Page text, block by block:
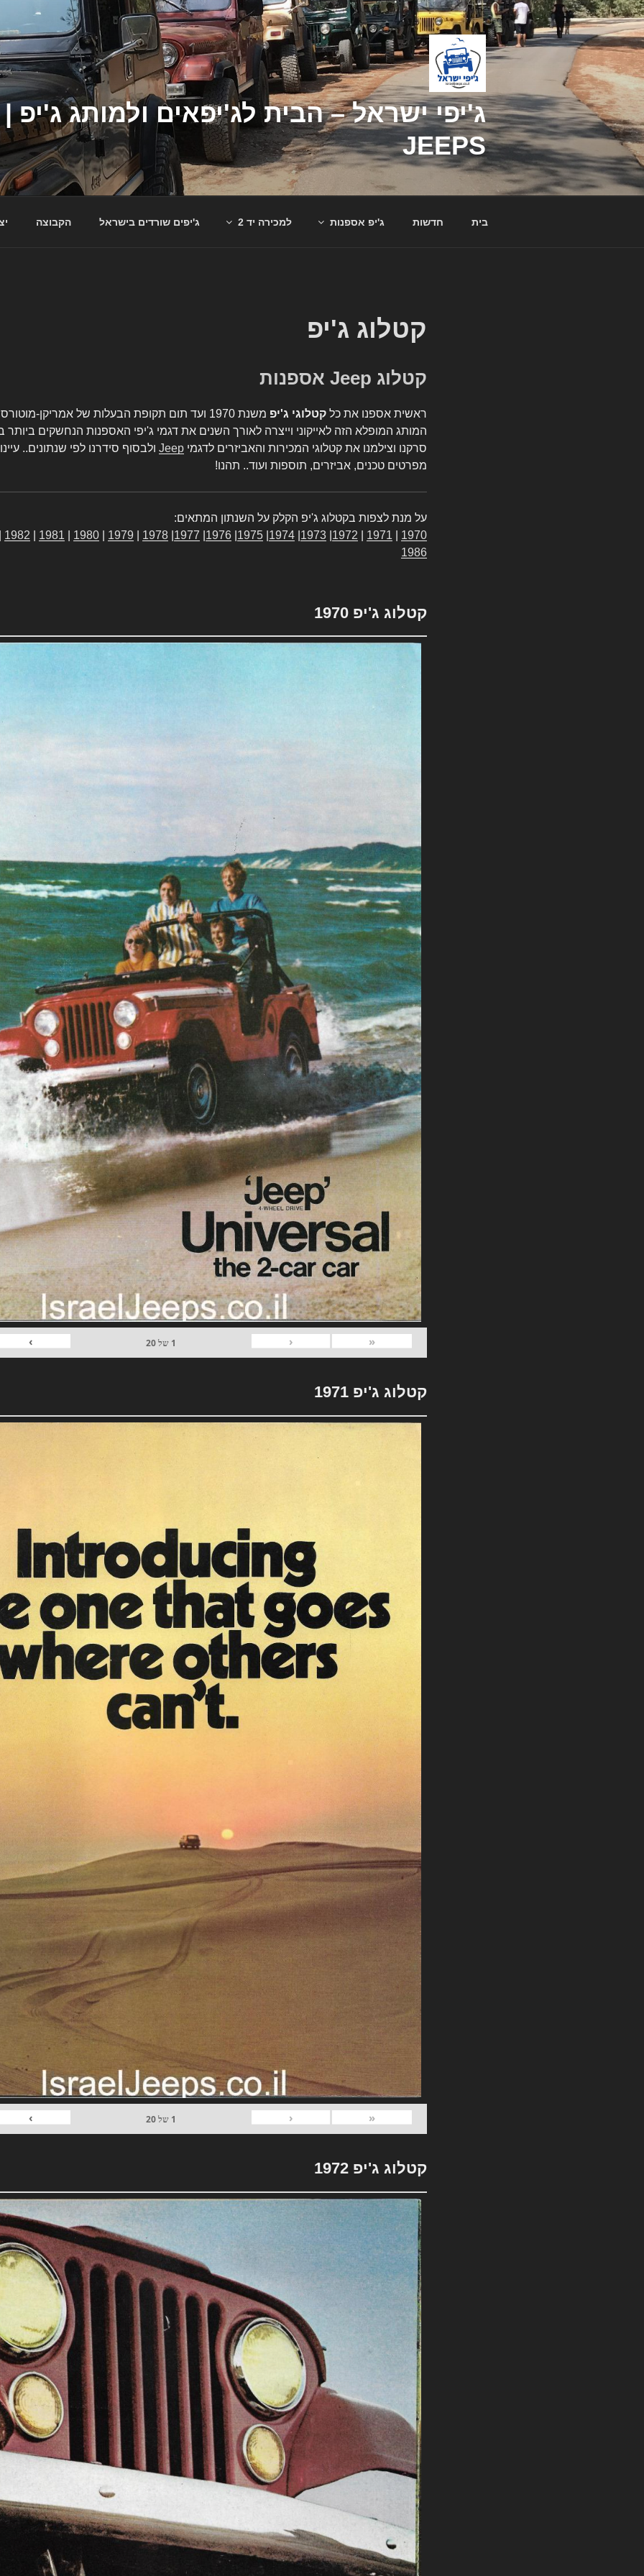
דילוג
לתוכן
JEEPS
בית חדשות ג'יפ אספנות למכירה יד 2 ג'יפים שורדים בישראל הקבוצה
קטלוג ג'יפ
קטלוג Jeep אספנות
ראשית אספנו את כל קטלוגי ג'יפ
משנת 1970 ועד תום תקופת הבעלות של אמריקן-
המותג המופלא הזה לאייקוני וייצרה לאורך השנים את דגמי ג'יפי האספנות הנחשקים
סרקנו וצילמנו את קטלוגי המכירות והאביזרים לדגמי Jeep ולבסוף סידרנו לפי שנתונים..
מפרטים טכנים, אביזרים, תוספות ועוד.. תהנו!
על מנת לצפות בקטלוג ג'יפ הקלק על השנתון המתאים:
1970
1971
1972
1973
1974
1975
1976
1977
1978
1979
1980
1981
1982
1986
קטלוג ג'יפ 1970
«
‹
1 של20
›
קטלוג ג'יפ 1971
«
‹
1 של20
›
קטלוג ג'יפ 1972